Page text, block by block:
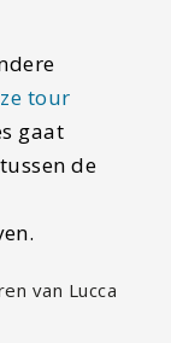
tour
gaat
de